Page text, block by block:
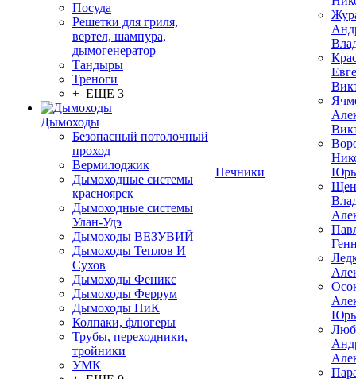
Посуда
Решетки для гриля,
вертел, шампура,
дымогенератор
Тандыры
Треноги
+ ЕЩЕ 3
Дымоходы
Безопасный потолочный
проход
Вермилоджик
Дымоходные системы
красноярск
Дымоходные системы
Улан-Удэ
Дымоходы ВЕЗУВИЙ
Дымоходы Теплов И
Сухов
Дымоходы Феникс
Дымоходы Феррум
Дымоходы ПиК
Колпаки, флюгеры
Трубы, переходники,
тройники
УМК
Печники